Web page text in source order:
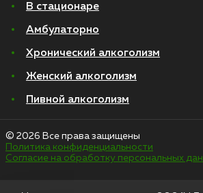
В стационаре
Амбулаторно
Хронический алкоголизм
Женский алкоголизм
Пивной алкоголизм
© 2026 Все права защищены
Политика конфиденциальности
Согласие на обработку персональных